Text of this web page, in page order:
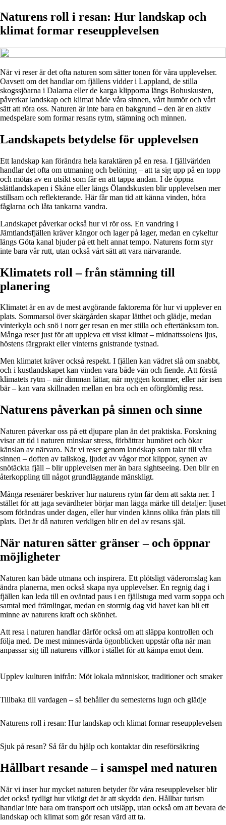
Naturens roll i resan: Hur landskap och
klimat formar reseupplevelsen
När vi reser är det ofta naturen som sätter tonen för våra upplevelser.
Oavsett om det handlar om fjällens vidder i Lappland, de stilla
skogssjöarna i Dalarna eller de karga klipporna längs Bohuskusten,
påverkar landskap och klimat både våra sinnen, vårt humör och vårt
sätt att röra oss. Naturen är inte bara en bakgrund – den är en aktiv
medspelare som formar resans rytm, stämning och minnen.
Landskapets betydelse för upplevelsen
Ett landskap kan förändra hela karaktären på en resa. I fjällvärlden
handlar det ofta om utmaning och belöning – att ta sig upp på en topp
och mötas av en utsikt som får en att tappa andan. I de öppna
slättlandskapen i Skåne eller längs Ölandskusten blir upplevelsen mer
stillsam och reflekterande. Här får man tid att känna vinden, höra
fåglarna och låta tankarna vandra.
Landskapet påverkar också hur vi rör oss. En vandring i
Jämtlandsfjällen kräver kängor och lager på lager, medan en cykeltur
längs Göta kanal bjuder på ett helt annat tempo. Naturens form styr
inte bara vår rutt, utan också vårt sätt att vara närvarande.
Klimatets roll – från stämning till
planering
Klimatet är en av de mest avgörande faktorerna för hur vi upplever en
plats. Sommarsol över skärgården skapar lätthet och glädje, medan
vinterkyla och snö i norr ger resan en mer stilla och eftertänksam ton.
Många reser just för att uppleva ett visst klimat – midnattssolens ljus,
höstens färgprakt eller vinterns gnistrande tystnad.
Men klimatet kräver också respekt. I fjällen kan vädret slå om snabbt,
och i kustlandskapet kan vinden vara både vän och fiende. Att förstå
klimatets rytm – när dimman lättar, när myggen kommer, eller när isen
bär – kan vara skillnaden mellan en bra och en oförglömlig resa.
Naturens påverkan på sinnen och sinne
Naturen påverkar oss på ett djupare plan än det praktiska. Forskning
visar att tid i naturen minskar stress, förbättrar humöret och ökar
känslan av närvaro. När vi reser genom landskap som talar till våra
sinnen – doften av tallskog, ljudet av vågor mot klippor, synen av
snötäckta fjäll – blir upplevelsen mer än bara sightseeing. Den blir en
återkoppling till något grundläggande mänskligt.
Många resenärer beskriver hur naturens rytm får dem att sakta ner. I
stället för att jaga sevärdheter börjar man lägga märke till detaljer: ljuset
som förändras under dagen, eller hur vinden känns olika från plats till
plats. Det är då naturen verkligen blir en del av resans själ.
När naturen sätter gränser – och öppnar
möjligheter
Naturen kan både utmana och inspirera. Ett plötsligt väderomslag kan
ändra planerna, men också skapa nya upplevelser. En regnig dag i
fjällen kan leda till en oväntad paus i en fjällstuga med varm soppa och
samtal med främlingar, medan en stormig dag vid havet kan bli ett
minne av naturens kraft och skönhet.
Att resa i naturen handlar därför också om att släppa kontrollen och
följa med. De mest minnesvärda ögonblicken uppstår ofta när man
anpassar sig till naturens villkor i stället för att kämpa emot dem.
Upplev kulturen inifrån: Möt lokala människor, traditioner och smaker
Tillbaka till vardagen – så behåller du semesterns lugn och glädje
Naturens roll i resan: Hur landskap och klimat formar reseupplevelsen
Sjuk på resan? Så får du hjälp och kontaktar din reseförsäkring
Hållbart resande – i samspel med naturen
När vi inser hur mycket naturen betyder för våra reseupplevelser blir
det också tydligt hur viktigt det är att skydda den. Hållbar turism
handlar inte bara om transport och utsläpp, utan också om att bevara de
landskap och klimat som gör resan värd att ta.